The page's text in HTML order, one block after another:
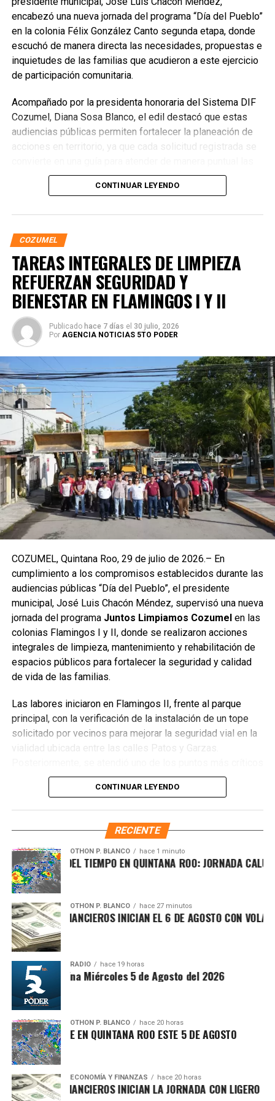
encabezó una nueva jornada del programa “Día del Pueblo”
en la colonia Félix González Canto segunda etapa, donde
escuchó de manera directa las necesidades, propuestas e
inquietudes de las familias que acudieron a este ejercicio
de participación comunitaria.
Acompañado por la presidenta honoraria del Sistema DIF
Cozumel, Diana Sosa Blanco, el edil destacó que estas
audiencias públicas permiten fortalecer la planeación de
acciones en territorio, ya que cada solicitud registrada se
prioridades de las y los cozumeleños. “No hay mejor
manera de gobernar que escuchando al pueblo”, afirmó
comunicación abierta y transparente con la población.
Durante la jornada, las familias acudieron a los módulos de
atención para registrar sus planteamientos y
posteriormente dialogar con el presidente municipal y
titulares de las dependencias del Ayuntamiento, quienes
brindaron atención personalizada y seguimiento a cada
caso. El alcalde recordó que este programa ha generado
las colonias Flamingos I y II, donde se retiraron más de 15
camiones de residuos y cacharros de predios utilizados
como basureros clandestinos, además del desazolve de
pozos, apertura de accesos e instalación de luminarias,
acciones que mejoraron la seguridad y el entorno urbano.
Finalmente, Chacón reconoció el compromiso del personal
municipal y del Sistema DIF Cozumel, quienes participan
activamente en cada jornada, fortaleciendo la atención
Fuente: 5to Poder Agencia de Noticias
Recibe las noticias al instante
Únete al canal oficial de WhatsApp de
Quinto Podery recibe las noticias más
importantes de Quintana Roo directamente
en tu teléfono.
CONTINUAR LEYENDO
COZUMEL
TAREAS INTEGRALES DE LIMPIEZA
REFUERZAN SEGURIDAD Y
BIENESTAR EN FLAMINGOS I Y II
Publicado hace 7 días el 30 julio, 2026
Por AGENCIA NOTICIAS 5TO PODER
COZUMEL, Quintana Roo, 29 de julio de 2026.– En
cumplimiento a los compromisos establecidos durante las
audiencias públicas “Día del Pueblo”, el presidente
municipal, José Luis Chacón Méndez, supervisó una nueva
jornada del programa Juntos Limpiamos Cozumel en las
colonias Flamingos I y II, donde se realizaron acciones
integrales de limpieza, mantenimiento y rehabilitación de
espacios públicos para fortalecer la seguridad y calidad
de vida de las familias.
Las labores iniciaron en Flamingos II, frente al parque
principal, con la verificación de la instalación de un tope
solicitado por vecinos para mejorar la seguridad vial en la
vialidad ubicada entre las calles Patos y Garzas.
de la zona: la limpieza profunda de un predio utilizado
como tiradero clandestino, del cual se retiraron alrededor
de diez camionetas de desechos, incluyendo
electrodomésticos, colchones y cacharros. Esta acción
respondió directamente a las peticiones ciudadanas
expuestas durante las audiencias públicas.
En Flamingos I se llevó a cabo el desazolve de un pozo
de absorción para mejorar el flujo del agua pluvial y reducir
riesgos de encharcamientos durante la temporada de
lluvias. Además, personal municipal realizó trabajos de
CONTINUAR LEYENDO
RECIENTE
OTHON P. BLANCO hace 1 minuto
DEL TIEMPO EN QUINTANA ROO: JORNADA
OTHON P. BLANCO hace 27 minutos
FINANCIEROS INICIAN EL 6 DE AGOSTO CON
RADIO hace 19 horas
Síntesis Matutina Miércoles 5 de Agosto del 2026
OTHON P. BLANCO hace 20 horas
SOFOCANTE EN QUINTANA ROO ESTE 5 DE AGOSTO
ECONOMÍA Y FINANZAS hace 20 horas
FINANCIEROS INICIAN LA JORNADA CON LIGERO